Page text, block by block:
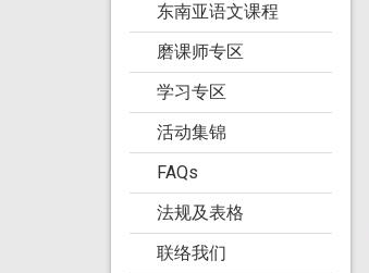
东南亚语文课程
磨课师专区
学习专区
活动集锦
FAQs
法规及表格
联络我们